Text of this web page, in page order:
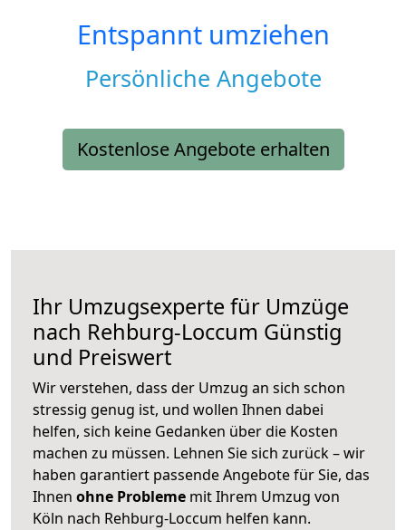
Entspannt umziehen
Persönliche Angebote
Kostenlose Angebote erhalten
Ihr Umzugsexperte für Umzüge
nach Rehburg-Loccum Günstig
und Preiswert
Wir verstehen, dass der Umzug an sich schon
stressig genug ist, und wollen Ihnen dabei
helfen, sich keine Gedanken über die Kosten
machen zu müssen. Lehnen Sie sich zurück – wir
haben garantiert passende Angebote für Sie, das
Ihnen ohne Probleme mit Ihrem Umzug von
Köln nach Rehburg-Loccum helfen kann.